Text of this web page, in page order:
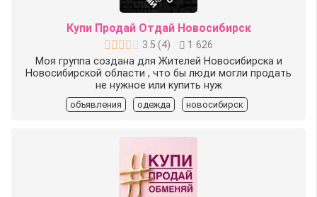
Купи Продай Отдай Новосибирск
3.5 (4)
1 626
Моя группа создана для Жителей Новосибирска и
Новосибирской области , что бы люди могли продать
не нужное или купить нуж
объявления одежда новосибирск